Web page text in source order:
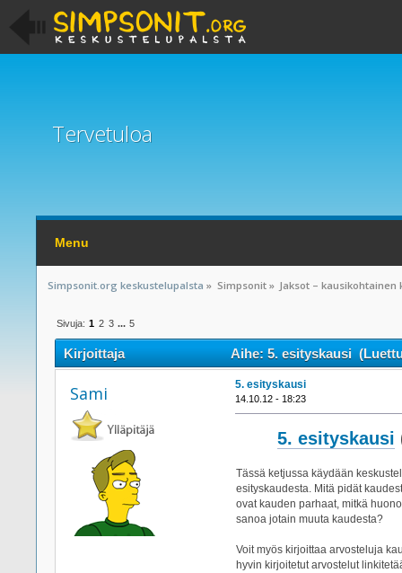
Tervetuloa
Menu
Simpsonit.org keskustelupalsta » Simpsonit» Jaksot – kausikohtainen
Sivuja: 1 2 3 ... 5
Kirjoittaja Aihe: 5. esityskausi
Sami 5. esityskausi
14.10.12 - 18:23
5. esityskausi
Tässä ketjussa käydään
esityskaudesta. Mitä pidät
ovat kauden parhaat, mitkä
sanoa jotain muuta kaudesta?
Voit myös kirjoittaa arvosteluja
hyvin kirjoitetut arvostelut